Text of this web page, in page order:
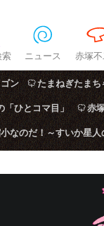
索 ニュース 赤塚
ン たまねぎたまち
「ひとコマ目」 赤
なのだ！～すいか星人